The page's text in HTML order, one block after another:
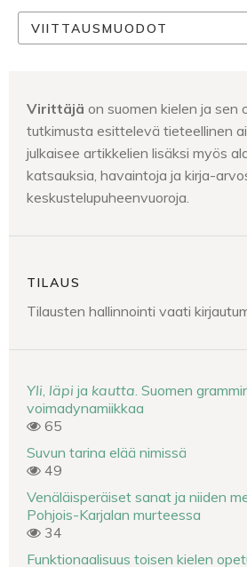
VIITTAUSMUODOT
Virittäjä on suomen kielen ja sen
tutkimusta esittelevä tieteellinen
julkaisee artikkelien lisäksi myös
katsauksia, havaintoja ja kirja-
keskustelupuheenvuoroja.
TILAUS
Tilausten hallinnointi vaati
Yli läpi ja kautta . Suomen
voimadynamiikkaa
65
Suvun tarina elää nimissä
49
Venäläisperäiset sanat ja niiden
Pohjois-Karjalan murteessa
34
Funktionaalisuus toisen kielen